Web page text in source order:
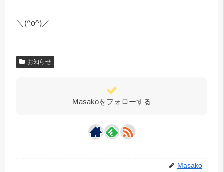
＼(^o^)／
お知らせ
Masakoをフォローする
Masako